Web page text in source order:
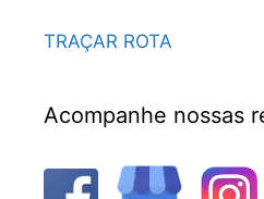
TRAÇAR ROTA
Acompanhe nossas